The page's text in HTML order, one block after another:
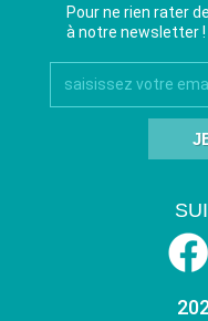
Pour ne rien rater
à notre newsletter !